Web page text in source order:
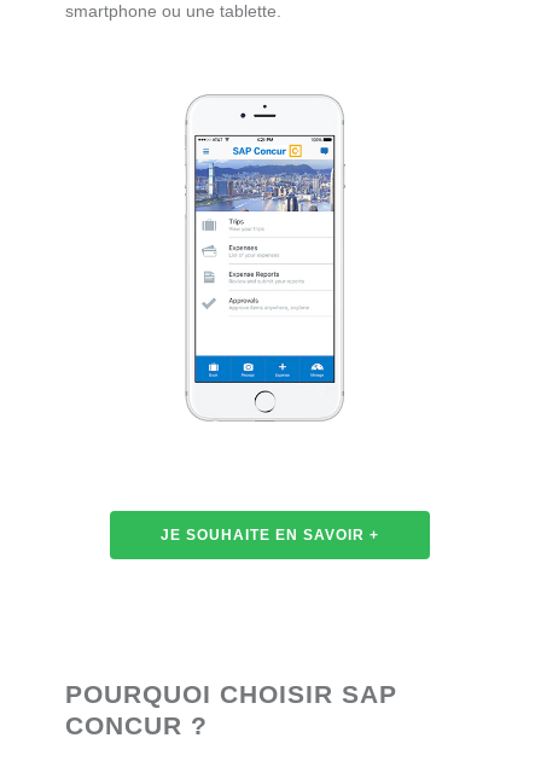
smartphone ou une tablette.
JE SOUHAITE EN SAVOIR +
POURQUOI CHOISIR SAP
CONCUR ?